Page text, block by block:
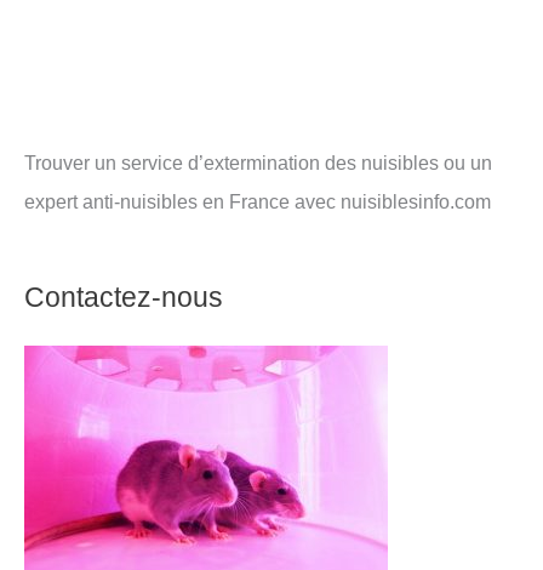
Trouver un service d’extermination des nuisibles ou un
expert anti-nuisibles en France avec nuisiblesinfo.com
Contactez-nous